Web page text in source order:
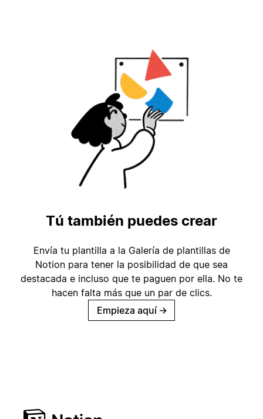
Tú también puedes crear
Envía tu plantilla a la Galería de plantillas de
Notion para tener la posibilidad de que sea
destacada e incluso que te paguen por ella. No te
hacen falta más que un par de clics.
Empieza aquí →